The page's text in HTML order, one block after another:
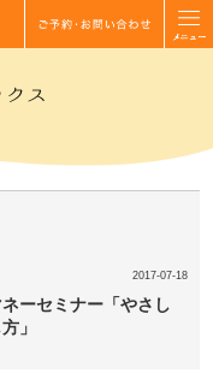
ーセミナー「やさし
」
2017-07-18